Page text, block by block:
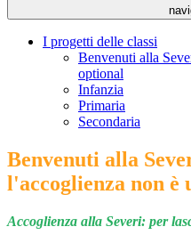
I progetti delle classi
Benvenuti alla
optional
Infanzia
Primaria
Secondaria
Benvenuti alla
l'accoglienza non è
Accoglienza alla Severi: per